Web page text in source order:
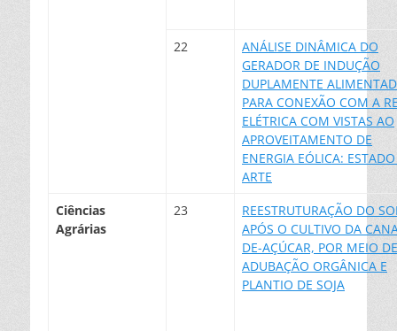
22
ANÁLISE DINÂMICA DO
GERADOR DE INDUÇÃO
DUPLAMENTE
PARA CONEXÃO COM A
ELÉTRICA COM VISTAS AO
APROVEITAMENTO DE
ENERGIA EÓLICA:
ARTE
Ciências
Agrárias
23
REESTRUTURAÇÃO DO
APÓS O CULTIVO DA
DE-AÇÚCAR, POR MEIO DE
ADUBAÇÃO ORGÂNICA E
PLANTIO DE SOJA